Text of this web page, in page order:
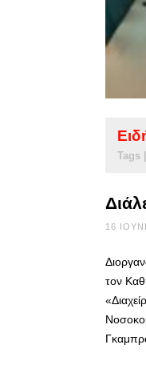
Tags |
16
τον